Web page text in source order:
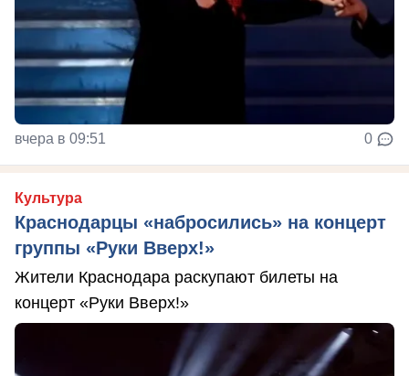
вчера в 09:51 0
Культура
Краснодарцы «набросились» на концерт
группы «Руки Вверх!»
Жители Краснодара раскупают билеты на
концерт «Руки Вверх!»